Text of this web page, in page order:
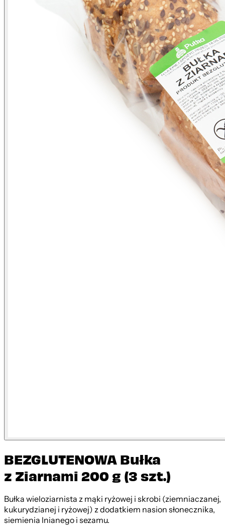
BEZGLUTENOWA Bułka
z Ziarnami 200 g (3 szt.)
Bułka wieloziarnista z mąki ryżowej i skrobi (ziemniaczanej,
kukurydzianej i ryżowej) z dodatkiem nasion słonecznika,
siemienia lnianego i sezamu.